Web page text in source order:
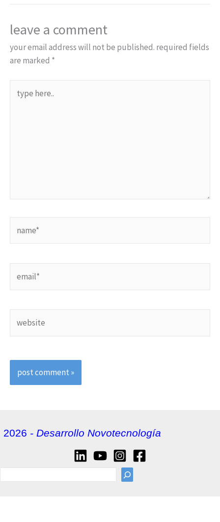
leave a comment
your email address will not be published. required fields
are marked *
here..
2026 - Desarrollo Novotecnología